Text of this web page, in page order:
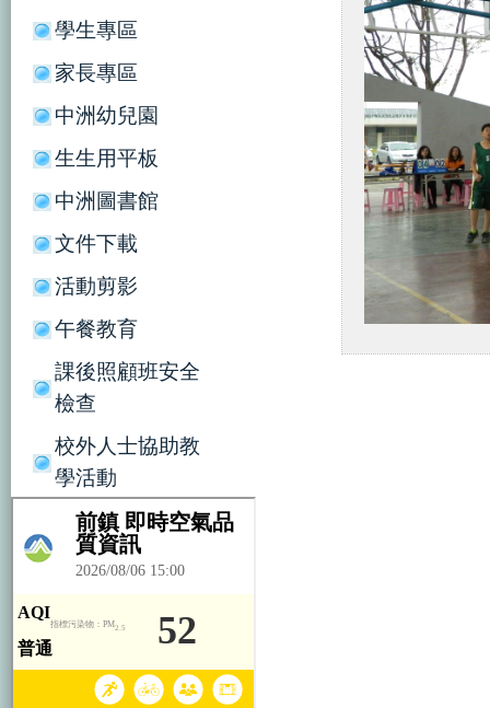
學生專區
家長專區
中洲幼兒園
生生用平板
中洲圖書館
文件下載
活動剪影
午餐教育
課後照顧班安全
檢查
校外人士協助教
學活動